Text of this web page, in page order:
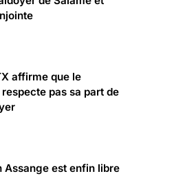
affirme que le
pas sa part de
Assange est enfin libre